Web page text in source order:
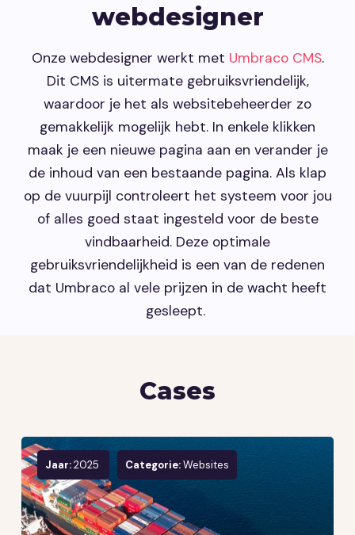
webdesigner
Onze webdesigner werkt met Umbraco CMS.
Dit CMS is uitermate gebruiksvriendelijk,
waardoor je het als websitebeheerder zo
gemakkelijk mogelijk hebt. In enkele klikken
maak je een nieuwe pagina aan en verander je
de inhoud van een bestaande pagina. Als klap
op de vuurpijl controleert het systeem voor jou
of alles goed staat ingesteld voor de beste
vindbaarheid. Deze optimale
gebruiksvriendelijkheid is een van de redenen
dat Umbraco al vele prijzen in de wacht heeft
gesleept.
Cases
Jaar:2025 Categorie:Websites